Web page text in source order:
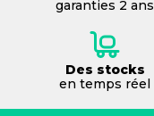
garanties 2 ans
Des stocks
en temps réel